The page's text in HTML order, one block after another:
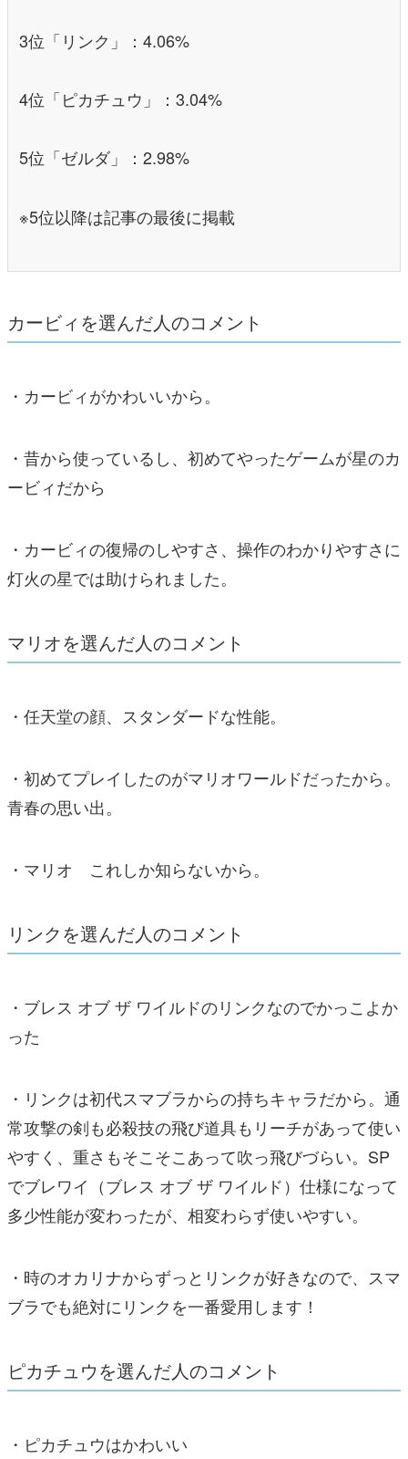
3位「リンク」：4.06%
4位「ピカチュウ」：3.04%
5位「ゼルダ」：2.98%
※5位以降は記事の最後に掲載
カービィを選んだ人のコメント
・カービィがかわいいから。
・昔から使っているし、初めてやったゲームが星のカ
ービィだから
・カービィの復帰のしやすさ、操作のわかりやすさに
灯火の星では助けられました。
マリオを選んだ人のコメント
・任天堂の顔、スタンダードな性能。
・初めてプレイしたのがマリオワールドだったから。
青春の思い出。
・マリオ これしか知らないから。
リンクを選んだ人のコメント
・ブレス オブ ザ ワイルドのリンクなのでかっこよか
った
・リンクは初代スマブラからの持ちキャラだから。通
常攻撃の剣も必殺技の飛び道具もリーチがあって使い
やすく、重さもそこそこあって吹っ飛びづらい。SP
でブレワイ（ブレス オブ ザ ワイルド）仕様になって
多少性能が変わったが、相変わらず使いやすい。
・時のオカリナからずっとリンクが好きなので、スマ
ブラでも絶対にリンクを一番愛用します！
ピカチュウを選んだ人のコメント
・ピカチュウはかわいい